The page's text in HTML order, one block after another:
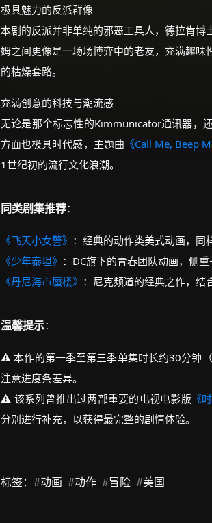
极具魅力的反派群像
本剧的反派并非单纯的邪恶工具人，德拉肯
姆之间更像是一场场博弈中的老友，充满趣
的枯燥套路。
充满创意的科技与潮流感
无论是那个标志性的Kimmunicator通讯器，
方面也极具时代感，主题曲 《Call Me, Beep
1世纪初的流行文化浪潮。
同类剧集推荐：
《飞天小女警》 ：经典的动作类美式动画，
《少年泰坦》 ：DC旗下的青春团队动画，侧
《丹尼海市蜃楼》 ：尼克频道的经典之作，结
温馨提示：
⚠️ 本作的第一季至第三季单集时长约30分钟
注意进度条差异。
⚠️ 该系列曾推出过两部重要的电视电影版 《
分别进行补充，以获得最完整的剧情体验。
标签： #动画 #动作 #冒险 #美国